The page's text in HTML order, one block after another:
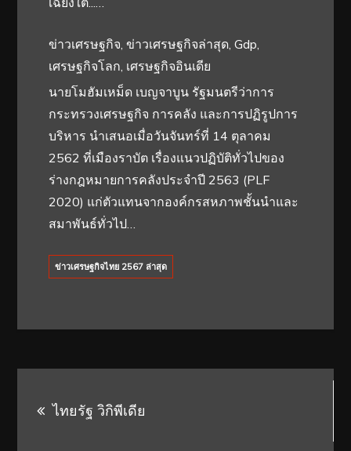
ข่าวเศรษฐกิจ, ข่าวเศรษฐกิจล่าสุด, Gdp,
เศรษฐกิจโลก, เศรษฐกิจอินเดีย
นายโมฮัมเหม็ด เบญจาบูน รัฐมนตรีว่าการ
กระทรวงเศรษฐกิจ การคลัง และการปฏิรูปการ
บริหาร นำเสนอเมื่อวันจันทร์ที่ 14 ตุลาคม
2562 ที่เมืองราบัต เรื่องแนวปฏิบัติทั่วไปของ
ร่างกฎหมายการคลังประจำปี 2563 (PLF
2020) แก่ตัวแทนจากองค์กรสหภาพชั้นนำและ
สมาพันธ์ทั่วไป…
ข่าวเศรษฐกิจไทย 2567 ล่าสุด
navigation
ไทยรัฐ วิกิพีเดีย